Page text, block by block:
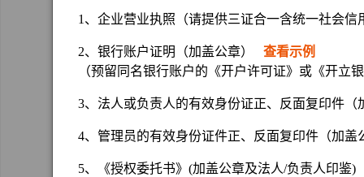
管理员电子邮箱
验证码
手机验证码
请仔细阅读并同意《
1、企业营业执照（请提供三证合一含统一社会
2、银行账户证明（加盖公章） 查看示例
（预留同名银行账户的《开户许可证》或《开立
3、法人或负责人的有效身份证正、反面复印件
4、管理员的有效身份证件正、反面复印件（加
5、《授权委托书》(加盖公章及法人/负责人印鉴